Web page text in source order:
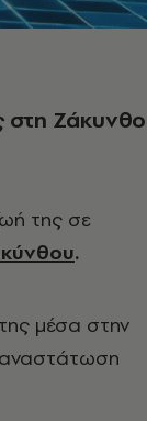
στη Ζάκυνθο
της σε
.
μέσα στην
αναστάτωση